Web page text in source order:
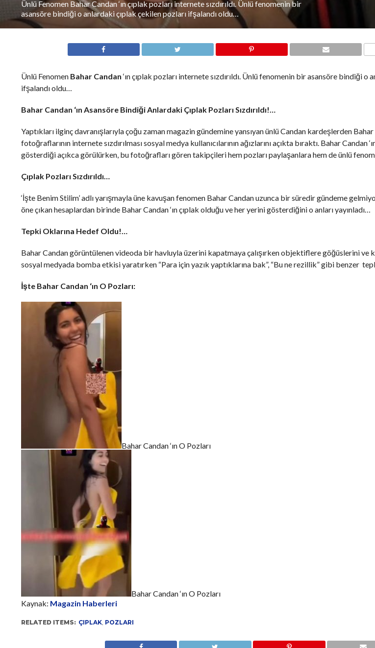
Ünlü Fenomen Bahar Candan ‘ın çıplak pozları internete sızdırıldı. Ünlü fenomenin bir
asansöre bindiği o anlardaki çıplak çekilen pozları ifşalandı oldu…
Ünlü Fenomen Bahar Candan ‘ın çıplak pozları internete sızdırıldı. Ünlü fenomenin bir asansöre bindiği o
ifşalandı oldu…
Bahar Candan ‘ın Asansöre Bindiği Anlardaki Çıplak Pozları Sızdırıldı!…
Yaptıkları ilginç davranışlarıyla çoğu zaman magazin gündemine yansıyan ünlü Candan kardeşlerden Bahar
fotoğraflarının internete sızdırılması sosyal medya kullanıcılarının ağızlarını açıkta bıraktı. Bahar Candan
gösterdiği açıkca görülürken, bu fotoğrafları gören takipçileri hem pozları paylaşanlara hem de ünlü
Çıplak Pozları Sızdırıldı…
‘İşte Benim Stilim’ adlı yarışmayla üne kavuşan fenomen Bahar Candan uzunca bir süredir gündeme
öne çıkan hesaplardan birinde Bahar Candan ‘ın çıplak olduğu ve her yerini gösterdiğini o anları yayınladı…
Tepki Oklarına Hedef Oldu!…
Bahar Candan görüntülenen videoda bir havluyla üzerini kapatmaya çalışırken objektiflere göğüslerini ve
sosyal medyada bomba etkisi yaratırken “Para için yazık yaptıklarına bak”, “Bu ne rezillik” gibi benzer
İşte Bahar Candan ‘ın O Pozları:
Bahar Candan ‘ın O Pozları
Bahar Candan ‘ın O Pozları
Kaynak: Magazin Haberleri
RELATED ITEMS: ÇIPLAK, POZLARI